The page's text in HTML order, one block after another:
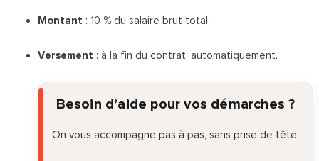
Montant : 10 % du salaire brut total.
Versement : à la fin du contrat, automatiquement.
Besoin d’aide pour vos démarches ?
On vous accompagne pas à pas, sans prise de tête.